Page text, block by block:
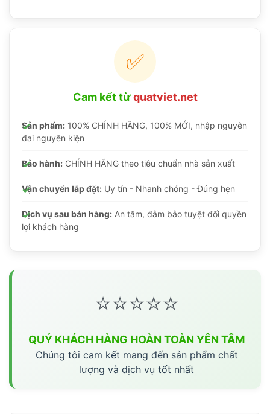
✅
Cam kết từquatviet.net
Sản phẩm: 100% CHÍNH HÃNG, 100% MỚI, nhập nguyên
đai nguyên kiện
Bảo hành: CHÍNH HÃNG theo tiêu chuẩn nhà sản xuất
Vận chuyển lắp đặt: Uy tín - Nhanh chóng - Đúng hẹn
Dịch vụ sau bán hàng: An tâm, đảm bảo tuyệt đối quyền
lợi khách hàng
⭐⭐⭐⭐⭐
QUÝ KHÁCH HÀNG HOÀN TOÀN YÊN TÂM
Chúng tôi cam kết mang đến sản phẩm chất
lượng và dịch vụ tốt nhất